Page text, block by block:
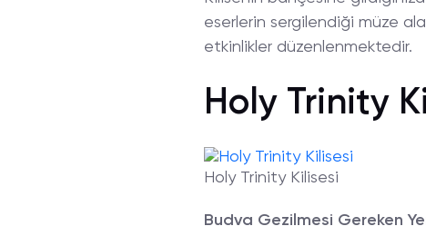
eserlerin sergilendiği müze
etkinlikler düzenlenmektedir.
Holy Trinity
Holy Trinity Kilisesi
Budva Gezilmesi Gereken